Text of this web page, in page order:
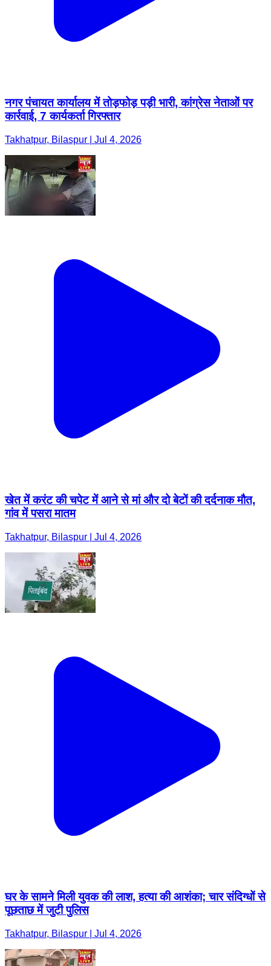
नगर पंचायत कार्यालय में तोड़फोड़ पड़ी भारी, कांग्रेस नेताओं पर
कार्रवाई, 7 कार्यकर्ता गिरफ्तार
Takhatpur, Bilaspur | Jul 4, 2026
खेत में करंट की चपेट में आने से मां और दो बेटों की दर्दनाक मौत,
गांव में पसरा मातम
Takhatpur, Bilaspur | Jul 4, 2026
घर के सामने मिली युवक की लाश, हत्या की आशंका; चार संदिग्धों से
पूछताछ में जुटी पुलिस
Takhatpur, Bilaspur | Jul 4, 2026